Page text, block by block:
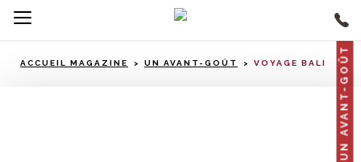
ACCUEIL MAGAZINE UN AVANT-GOÛT VOYAGE BALI UN AVANT-GOÛT